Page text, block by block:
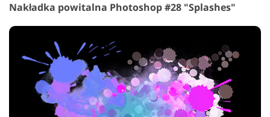
Nakładka powitalna Photoshop #28 "Splashes"